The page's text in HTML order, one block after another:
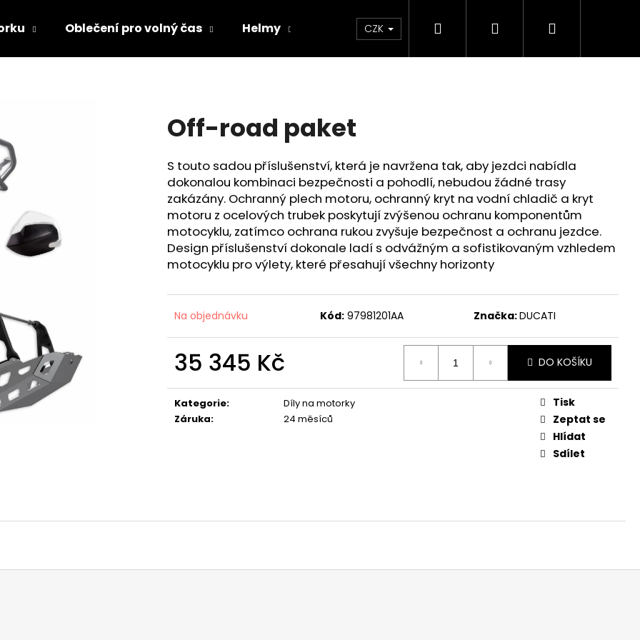
Oblečení pro volný čas Helmy Chrániče Díly Doplňky a předměty
CZK Hledat PřihlášeníNákupní
Off-road paket
S touto sadou příslušenství, která je navržena tak, aby jezdci nabídla
dokonalou kombinaci bezpečnosti a pohodlí, nebudou žádné trasy
zakázány. Ochranný plech motoru, ochranný kryt na vodní chladič a kryt
motoru z ocelových trubek poskytují zvýšenou ochranu komponentům
motocyklu, zatímco ochrana rukou zvyšuje bezpečnost a ochranu jezdce.
Design příslušenství dokonale ladí s odvážným a sofistikovaným vzhledem
motocyklu pro výlety, které přesahují všechny horizonty
Na objednávku Kód: 97981201AA Značka:DUCATI
35 345 Kč
cena:
DO KOŠÍKU
Kategorie:
Díly na motorky
Záruka: 24 měsíců
Tisk
Zeptat se
Hlídat
Sdílet
HLEDAT
DC SPEED BÍLO-ČERNÉ
1 044 Kč
TRIČKO DC SPEED ČERVENO-ČERNÉ